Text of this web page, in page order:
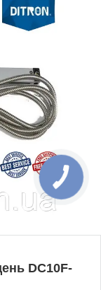
DC10F-